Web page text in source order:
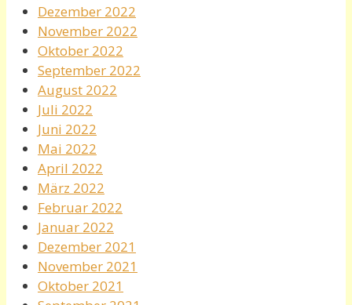
Dezember 2022
November 2022
Oktober 2022
September 2022
August 2022
Juli 2022
Juni 2022
Mai 2022
April 2022
März 2022
Februar 2022
Januar 2022
Dezember 2021
November 2021
Oktober 2021